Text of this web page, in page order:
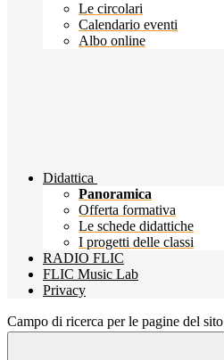
Le circolari
Calendario eventi
Albo online
Didattica
Panoramica
Offerta formativa
Le schede didattiche
I progetti delle classi
RADIO FLIC
FLIC Music Lab
Privacy
Campo di ricerca per le pagine del sito